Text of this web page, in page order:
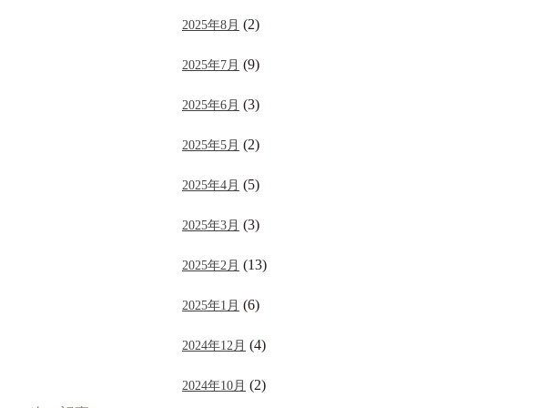
2025年8月 (2)
2025年7月 (9)
2025年6月 (3)
2025年5月 (2)
2025年4月 (5)
2025年3月 (3)
2025年2月 (13)
2025年1月 (6)
2024年12月 (4)
2024年10月 (2)